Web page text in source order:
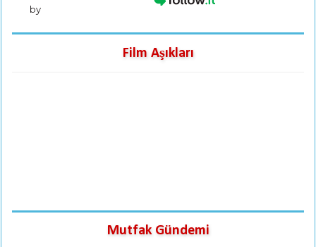
by
Film Aşıkları
Mutfak Gündemi